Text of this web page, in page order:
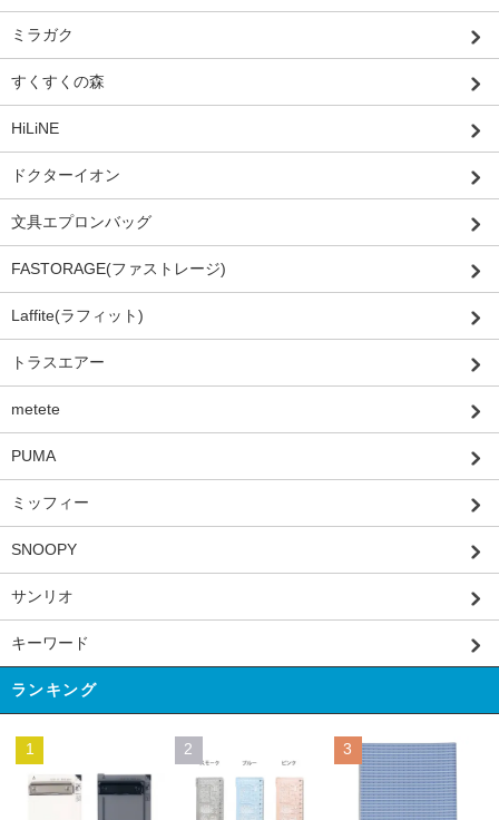
ミラガク
すくすくの森
HiLiNE
ドクターイオン
文具エプロンバッグ
FASTORAGE(ファストレージ)
Laffite(ラフィット)
トラスエアー
metete
PUMA
ミッフィー
SNOOPY
サンリオ
キーワード
ランキング
1 2 3